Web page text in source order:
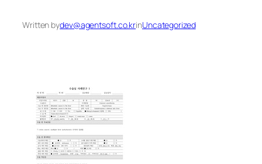
Written bydev@agentsoft.co.krinUncategorized